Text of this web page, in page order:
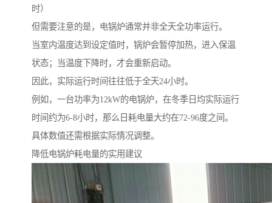
时）
但需要注意的是，电锅炉通常并非全天全功率运行。
当室内温度达到设定值时，锅炉会暂停加热，进入保温
状态；当温度下降时，才会重新启动。
因此，实际运行时间往往低于全天24小时。
例如，一台功率为12kW的电锅炉，在冬季日均实际运行
时间约为6-8小时，那么日耗电量大约在72-96度之间。
具体数值还需根据实际情况调整。
降低电锅炉耗电量的实用建议